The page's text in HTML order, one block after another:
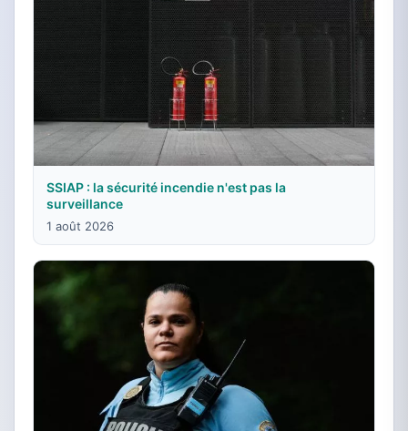
SSIAP : la sécurité incendie n'est pas la
surveillance
1 août 2026